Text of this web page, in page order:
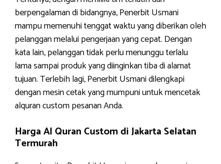
berpengalaman di bidangnya, Penerbit Usmani
mampu memenuhi tenggat waktu yang diberikan oleh
pelanggan melalui pengerjaan yang cepat. Dengan
kata lain, pelanggan tidak perlu menunggu terlalu
lama sampai produk yang diinginkan tiba di alamat
tujuan. Terlebih lagi, Penerbit Usmani dilengkapi
dengan mesin cetak yang mumpuni untuk mencetak
alquran custom pesanan Anda.
Harga Al Quran Custom di Jakarta Selatan
Termurah